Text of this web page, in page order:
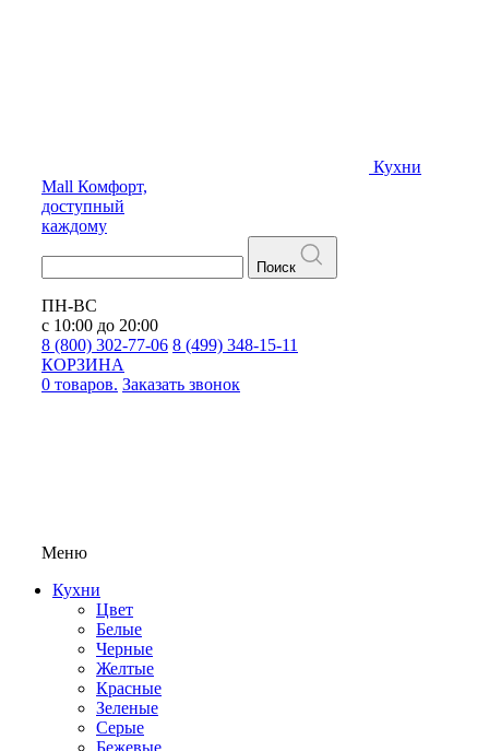
Кухни
Mall Комфорт,
доступный
каждому
Поиск
ПН-ВС
с 10:00 до 20:00
8 (800) 302-77-06 8 (499) 348-15-11
КОРЗИНА
0 товаров. Заказать звонок
Меню
Кухни
Цвет
Белые
Черные
Желтые
Красные
Зеленые
Серые
Бежевые